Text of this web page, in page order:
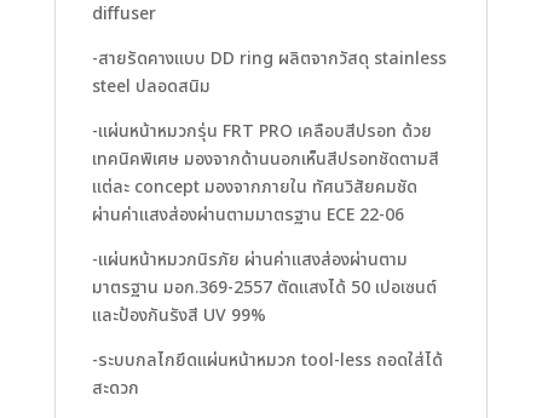
diffuser
-สายรัดคางแบบ DD ring ผลิตจากวัสดุ stainless
steel ปลอดสนิม
-แผ่นหน้าหมวกรุ่น FRT PRO เคลือบสีปรอท ด้วย
เทคนิคพิเศษ มองจากด้านนอกเห็นสีปรอทชัดตามสี
แต่ละ concept มองจากภายใน ทัศนวิสัยคมชัด
ผ่านค่าแสงส่องผ่านตามมาตรฐาน ECE 22-06
-แผ่นหน้าหมวกนิรภัย ผ่านค่าแสงส่องผ่านตาม
มาตรฐาน มอก.369-2557 ตัดแสงได้ 50 เปอเซนต์
และป้องกันรังสี UV 99%
-ระบบกลไกยึดแผ่นหน้าหมวก tool-less ถอดใส่ได้
สะดวก